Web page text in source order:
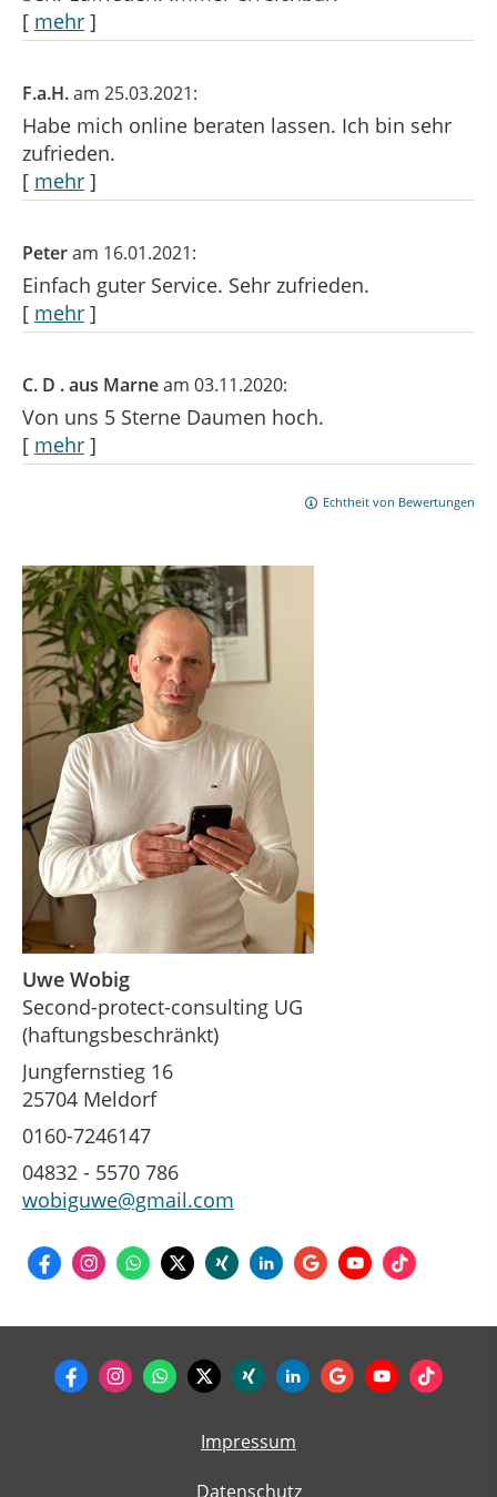
[ mehr ]
F.a.H.am 25.03.2021:
Habe mich online beraten lassen. Ich bin sehr
zufrieden.
[ mehr ]
Peteram 16.01.2021:
Einfach guter Service. Sehr zufrieden.
[ mehr ]
C. D . aus Marneam 03.11.2020:
Von uns 5 Sterne Daumen hoch.
[ mehr ]
Echtheit von Bewertungen
Uwe Wobig
Second-protect-consulting UG
(haftungsbeschränkt)
Jungfernstieg 16
25704 Meldorf
0160-7246147
04832 - 5570 786
wobiguwe@gmail.com
Impressum
Datenschutz